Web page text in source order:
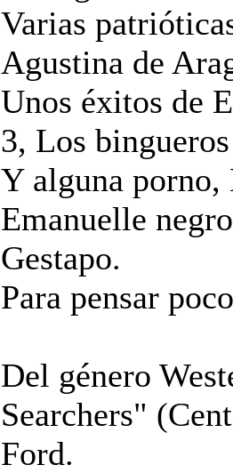
Varias
Agustina de
Unos éxitos de
3, Los
Y alguna
Emanuelle
Gestapo.
Para pensar
Del género
Searchers"
Ford.